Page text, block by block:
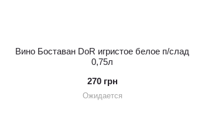
Вино Боставан DoR игристое белое п/слад
0,75л
270 грн
Ожидается